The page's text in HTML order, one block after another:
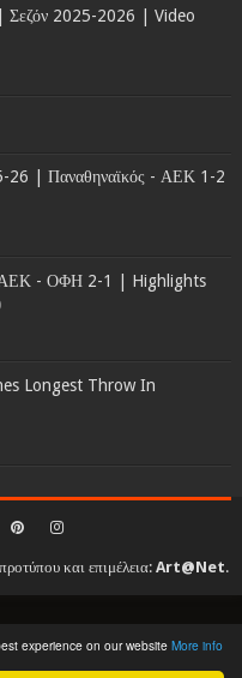
experience on our website More info
Σεζόν 2025-2026 | Video
26 | Παναθηναϊκός - ΑΕΚ 1-2
ΑΕΚ - ΟΦΗ 2-1 | Highlights
Longest Throw In
και επιμέλεια:Art@Net.